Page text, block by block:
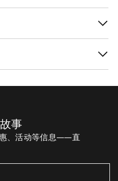
事
、活动等信息——直